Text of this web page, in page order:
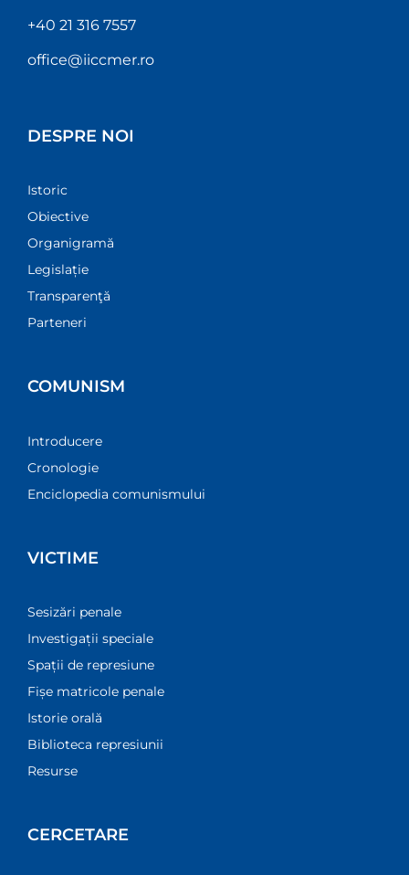
+40 21 316 7557
office@iiccmer.ro
DESPRE NOI
Istoric
Obiective
Organigramă
Legislație
Transparenţă
Parteneri
COMUNISM
Introducere
Cronologie
Enciclopedia comunismului
VICTIME
Sesizări penale
Investigații speciale
Spații de represiune
Fișe matricole penale
Istorie orală
Biblioteca represiunii
Resurse
CERCETARE